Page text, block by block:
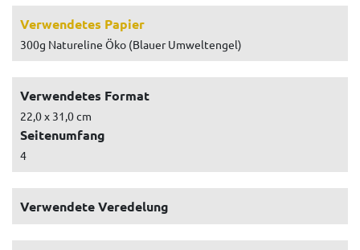
Verwendetes Papier
300g Natureline Öko (Blauer Umweltengel)
Verwendetes Format
22,0 x 31,0 cm
Seitenumfang
4
Verwendete Veredelung